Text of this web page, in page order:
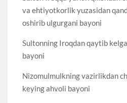
va ehtiyotkorlik yuzasidan
oshirib ulgurgani bayoni
Sultonning Iroqdan qaytib
bayoni
Nizomulmulkning vazirlikdan
keying ahvoli bayoni